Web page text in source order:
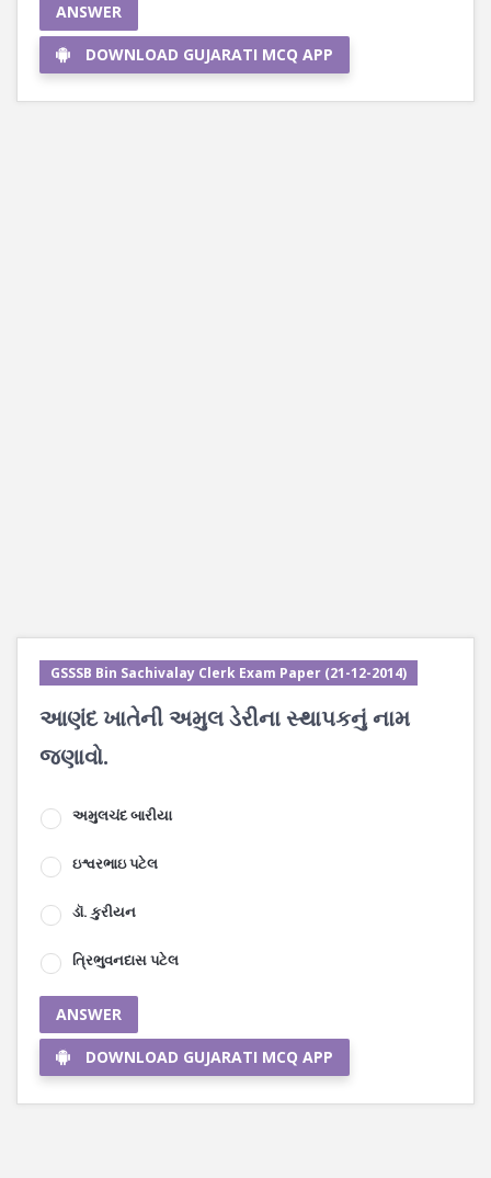
ANSWER
DOWNLOAD GUJARATI MCQ APP
GSSSB Bin Sachivalay Clerk Exam Paper (21-12-2014)
આણંદ ખાતેની અમુલ ડેરીના સ્થાપકનું નામ
જણાવો.
અમુલચંદ બારીયા
ઇશ્વરભાઇ પટેલ
ડૉ. કુરીયન
ત્રિભુવનદાસ પટેલ
ANSWER
DOWNLOAD GUJARATI MCQ APP